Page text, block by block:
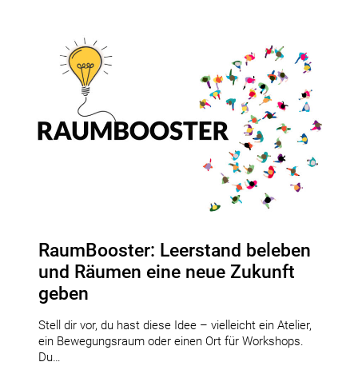
RaumBooster: Leerstand beleben
und Räumen eine neue Zukunft
geben
Stell dir vor, du hast diese Idee – vielleicht ein Atelier,
ein Bewegungsraum oder einen Ort für Workshops.
Du…